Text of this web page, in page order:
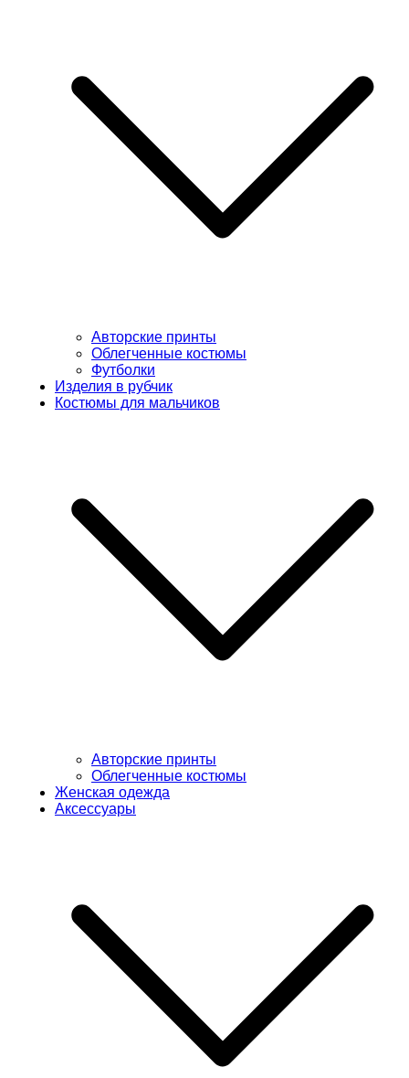
Авторские принты
Облегченные костюмы
Футболки
Изделия в рубчик
Костюмы для мальчиков
Авторские принты
Облегченные костюмы
Женская одежда
Аксессуары